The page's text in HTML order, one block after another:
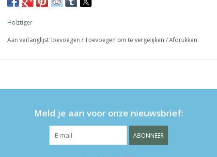
Holztiger
Aan verlanglijst toevoegen /Toevoegen om te vergelijken /Afdrukken
Meld je aan voor onze nieuwsbrief:
ABONNEER